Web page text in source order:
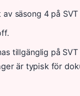
säsong 4 på SVT
tillgänglig på SVT
är typisk för